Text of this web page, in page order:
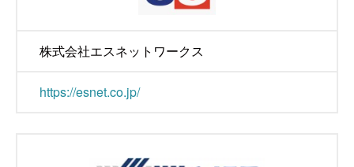
株式会社エスネットワークス
https://esnet.co.jp/